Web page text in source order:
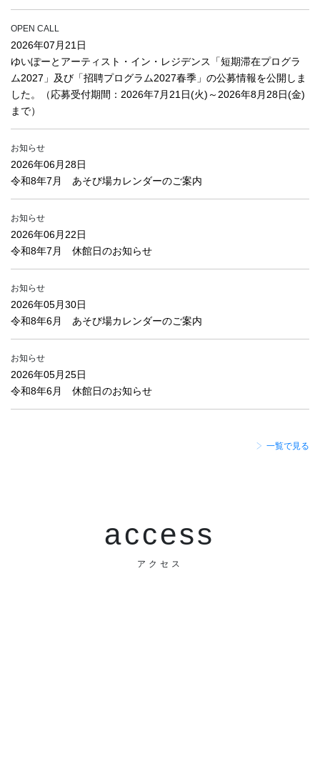
OPEN CALL
2026年07月21日
ゆいぽーとアーティスト・イン・レジデンス「短期滞在プログラ
ム2027」及び「招聘プログラム2027春季」の公募情報を公開しま
した。（応募受付期間：2026年7月21日(火)～2026年8月28日(金)
まで）
お知らせ
2026年06月28日
令和8年7月 あそび場カレンダーのご案内
お知らせ
2026年06月22日
令和8年7月 休館日のお知らせ
お知らせ
2026年05月30日
令和8年6月 あそび場カレンダーのご案内
お知らせ
2026年05月25日
令和8年6月 休館日のお知らせ
一覧で見る
access
アクセス